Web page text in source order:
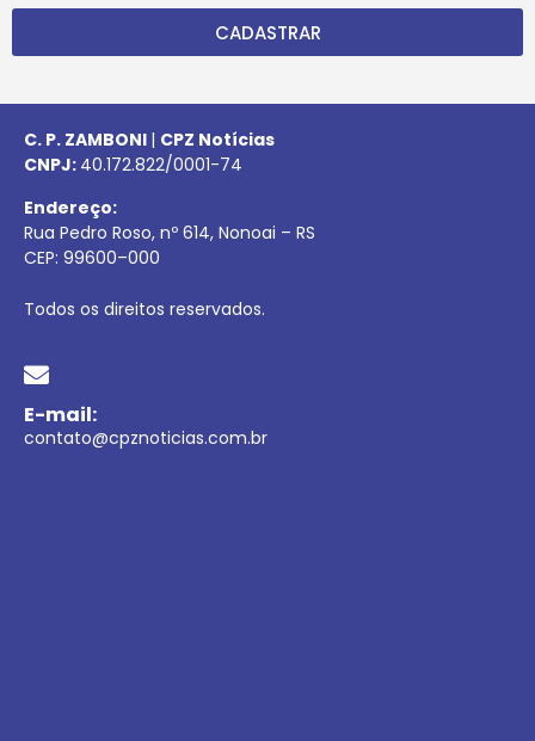
CADASTRAR
C. P. ZAMBONI | CPZ Notícias
CNPJ: 40.172.822/0001-74
Endereço:
Rua Pedro Roso, nº 614, Nonoai – RS
CEP: 99600–000
Todos os direitos reservados.
E-mail:
contato@cpznoticias.com.br